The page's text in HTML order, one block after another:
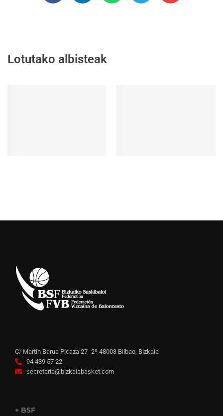
Lotutako albisteak
C/ Martín Barua Picaza 27- 2º 48003 Bilbao, Bizkaia
94 439 57 22
secretaria@bizkaiabasket.com
+ BSF